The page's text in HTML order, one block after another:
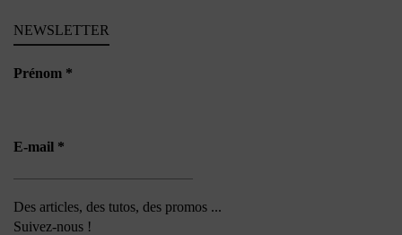
NEWSLETTER
Prénom *
E-mail *
Des articles, des tutos, des promos ...
Suivez-nous !